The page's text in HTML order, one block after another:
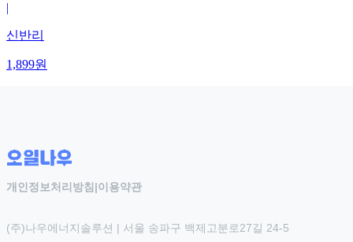
|
신반리
1,899원
개인정보처리방침 |이용약관
(주)나우에너지솔루션 | 서울 송파구 백제고분로27길 24-5